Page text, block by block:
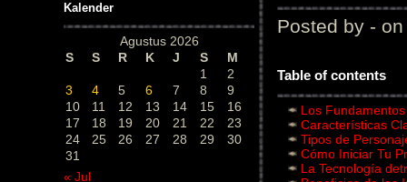
Kalender
Agustus 2026
S
S R K J S
M
1
2
3
4 5 6 7 8
9
10
11 12 13 14 15
16
17
18 19 20 21 22
23
24
25 26 27 28 29
30
31
« Jul
Posted by - on
Table of contents
Los
Características
Tipos de
Cómo Iniciar Tu
La Tecnología